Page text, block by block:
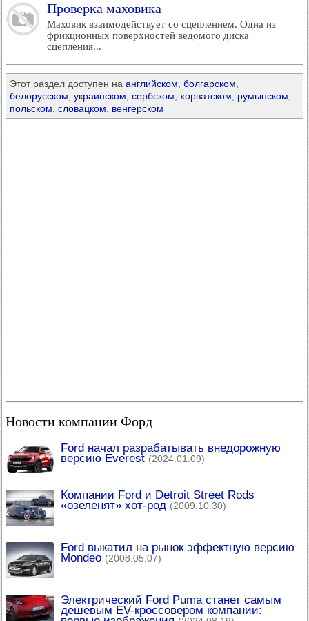
Проверка маховика
Маховик взаимодействует со сцеплением. Одна из
фрикционных поверхностей ведомого диска
сцепления...
Этот раздел доступен на английском болгарском
белорусском украинском сербском хорватском румынском
польском словацком венгерском
Новости компании Форд
Ford начал разрабатывать внедорожную
версию Everest (2024.01.09)
Компании Ford и Detroit Street Rods
«озеленят» хот-род (2009.10.30)
Ford выкатил на рынок эффектную версию
Mondeo (2008.05.07)
Электрический Ford Puma станет самым
дешевым EV-кроссовером компании: